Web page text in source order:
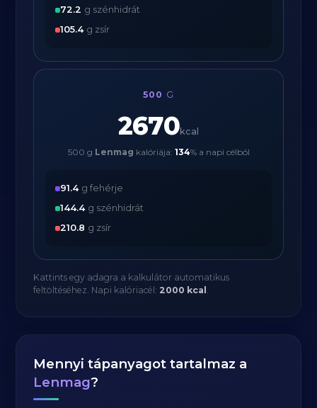
72.2 g szénhidrát
105.4 g zsír
500 G
2670kcal
500 g Lenmag kalóriája: 134% a napi célból
91.4 g fehérje
144.4 g szénhidrát
210.8 g zsír
Kattints egy adagra a kalkulátor automatikus
feltöltéséhez. Napi kalóriacél: 2000 kcal .
Mennyi tápanyagot tartalmaz a
Lenmag?